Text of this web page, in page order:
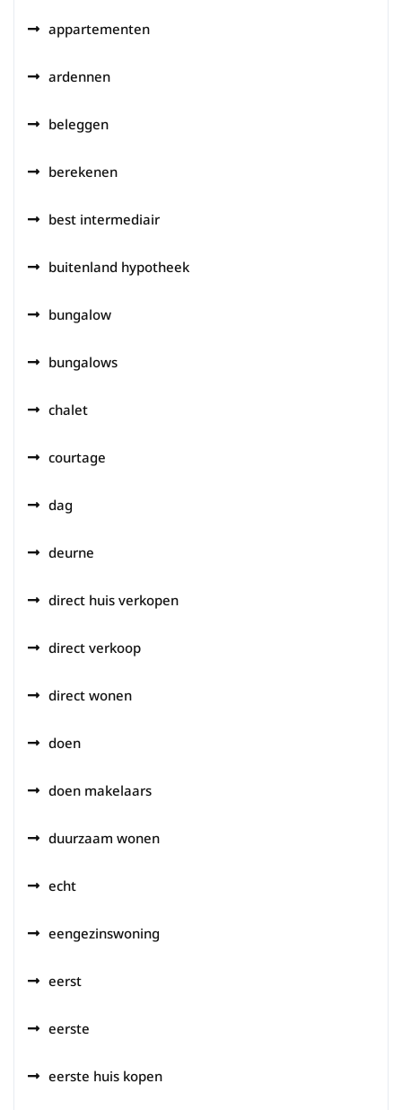
appartementen
ardennen
beleggen
berekenen
best intermediair
buitenland hypotheek
bungalow
bungalows
chalet
courtage
dag
deurne
direct huis verkopen
direct verkoop
direct wonen
doen
doen makelaars
duurzaam wonen
echt
eengezinswoning
eerst
eerste
eerste huis kopen